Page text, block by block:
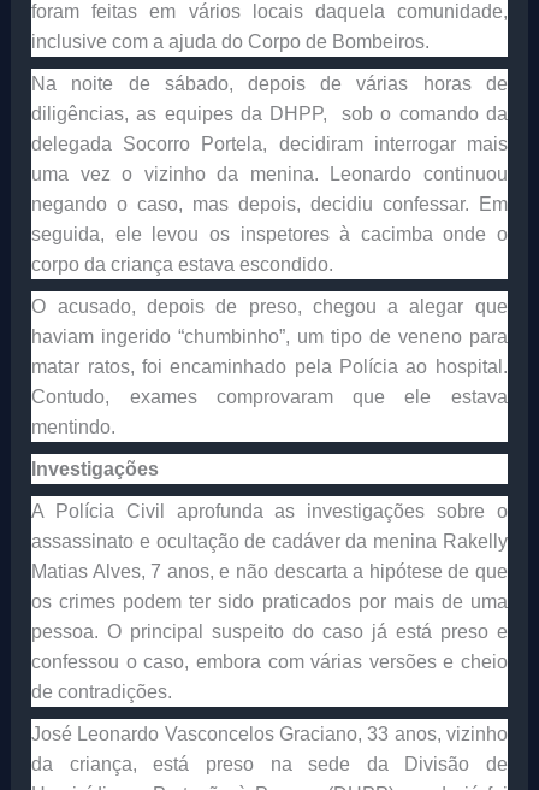
foram feitas em vários locais daquela comunidade,
inclusive com a ajuda do Corpo de Bombeiros.
Na noite de sábado, depois de várias horas de
diligências, as equipes da DHPP, sob o comando da
delegada Socorro Portela, decidiram interrogar mais
uma vez o vizinho da menina. Leonardo continuou
negando o caso, mas depois, decidiu confessar. Em
seguida, ele levou os inspetores à cacimba onde o
corpo da criança estava escondido.
O acusado, depois de preso, chegou a alegar que
haviam ingerido “chumbinho”, um tipo de veneno para
matar ratos, foi encaminhado pela Polícia ao hospital.
Contudo, exames comprovaram que ele estava
mentindo.
Investigações
A Polícia Civil aprofunda as investigações sobre o
assassinato e ocultação de cadáver da menina Rakelly
Matias Alves, 7 anos, e não descarta a hipótese de que
os crimes podem ter sido praticados por mais de uma
pessoa. O principal suspeito do caso já está preso e
confessou o caso, embora com várias versões e cheio
de contradições.
José Leonardo Vasconcelos Graciano, 33 anos, vizinho
da criança, está preso na sede da Divisão de